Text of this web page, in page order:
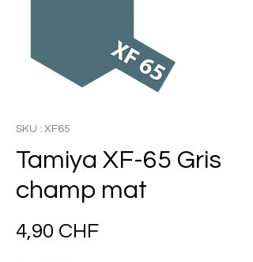
SKU : XF65
Tamiya XF-65 Gris
champ mat
4,90 CHFPrix